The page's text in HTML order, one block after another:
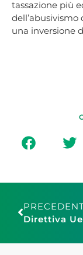
tassazione più
dell’abusivismo
una inversione